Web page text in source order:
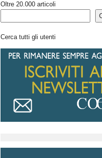
Oltre 20.000 articoli
Cerca tutti gli utenti